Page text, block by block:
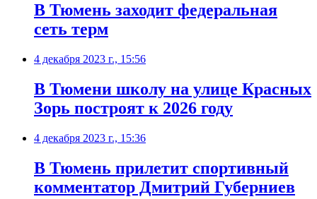
В Тюмень заходит федеральная
сеть терм
4 декабря 2023 г., 15:56
В Тюмени школу на улице Красных
Зорь построят к 2026 году
4 декабря 2023 г., 15:36
В Тюмень прилетит спортивный
комментатор Дмитрий Губерниев